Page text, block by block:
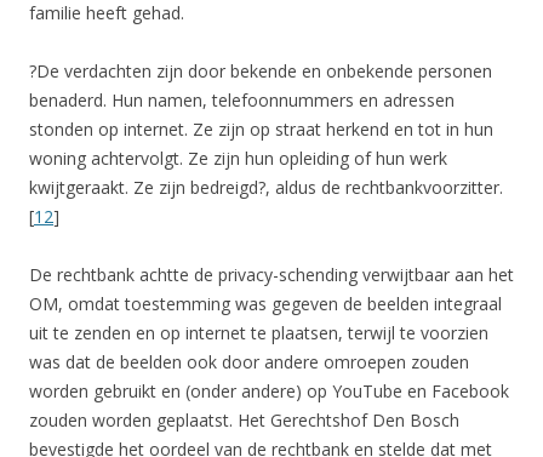
familie heeft gehad.
?De verdachten zijn door bekende en onbekende personen
benaderd. Hun namen, telefoonnummers en adressen
stonden op internet. Ze zijn op straat herkend en tot in hun
woning achtervolgt. Ze zijn hun opleiding of hun werk
kwijtgeraakt. Ze zijn bedreigd?, aldus de rechtbankvoorzitter.
[12]
De rechtbank achtte de privacy-schending verwijtbaar aan het
OM, omdat toestemming was gegeven de beelden integraal
uit te zenden en op internet te plaatsen, terwijl te voorzien
was dat de beelden ook door andere omroepen zouden
worden gebruikt en (onder andere) op YouTube en Facebook
zouden worden geplaatst. Het Gerechtshof Den Bosch
bevestigde het oordeel van de rechtbank en stelde dat met